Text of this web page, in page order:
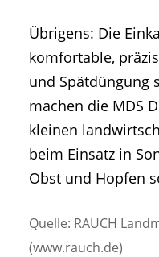
Übrigens: Die
komfortable,
und Spätdüngung
machen die MDS
kleinen
beim Einsatz in
Obst und Hopfen
Quelle: RAUCH
(www.rauch.de)